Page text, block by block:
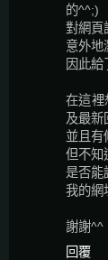
的^^;)
對網頁
意外地
因此
在這裡
及最新
並且有
但不知
是否能
我的網
謝謝^^
回覆